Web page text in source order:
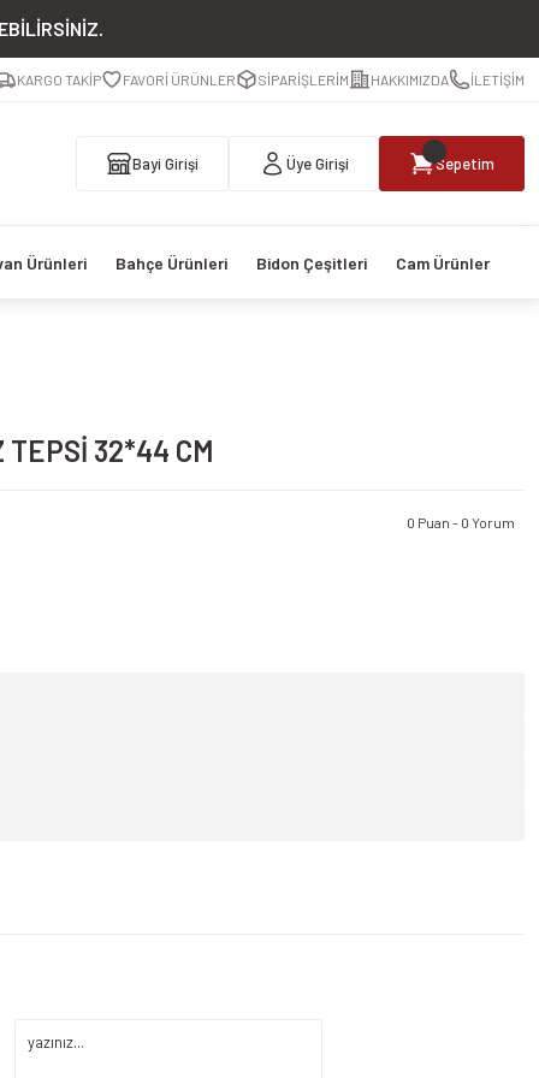
KARGO TAKİP FAVORİ ÜRÜNLER SİPARİŞLERİM HAKKIMIZDA İLETİŞİM
Bayi Girişi Üye Girişi Sepetim
Ürünleri Bahçe Ürünleri Bidon Çeşitleri Cam Ürünler
TEPSİ 32*44 CM
0 Puan - 0 Yorum